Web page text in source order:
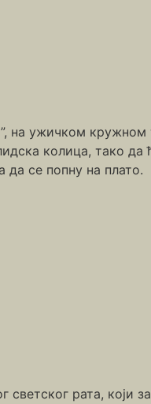
на ужичком
колица, тако
се попну на плато.
светског рата, који